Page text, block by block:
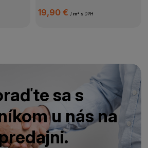
19,90 € / m² s DPH
sa s
u nás na